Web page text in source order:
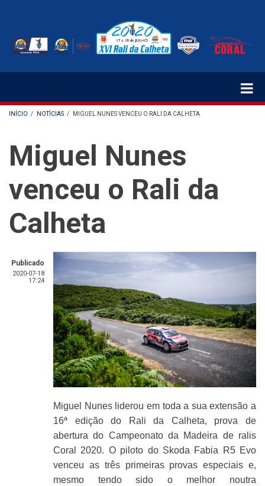
conteúdo
ESTRUTURAL
INÍCIO / NOTÍCIAS / MIGUEL NUNES VENCEU O RALI DA CALHETA
Miguel Nunes
venceu o Rali da
Calheta
Publicado
2020-07-18
17:24
Miguel Nunes liderou em toda a sua extensão a
16ª edição do Rali da Calheta, prova de
abertura do Campeonato da Madeira de ralis
Coral 2020. O piloto do Skoda Fabia R5 Evo
venceu as três primeiras provas especiais e,
mesmo tendo sido o melhor noutra